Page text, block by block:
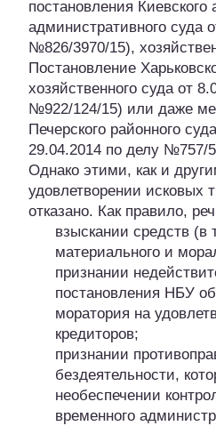
постановления Киевского
административного суда
№826/3970/15),
Постановление
хозяйственного суда от
№922/124/15) или даже
Печерского районного
29.04.2014 по делу №757/
Однако этими, как и
удовлетворении исковых
отказано. Как правило,
взыскании средств (в
материального и
признании
постановления НБУ
моратория на
кредиторов;
признании
бездеятельности,
необеспечении
временного